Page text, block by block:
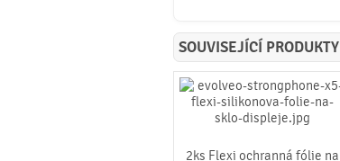
SOUVISEJÍCÍ PRODUKTY
2ks Flexi ochranná fólie na